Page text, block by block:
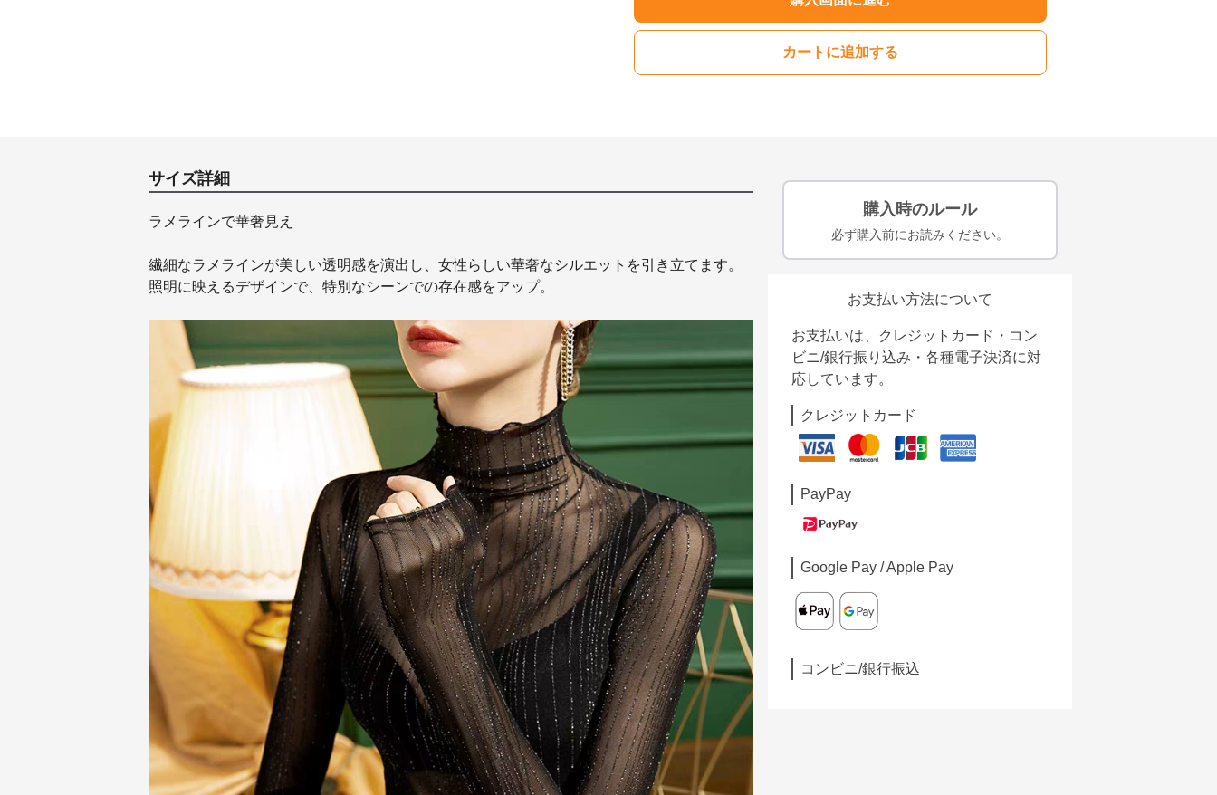
カートに追加する
サイズ詳細
ラメラインで華奢見え
繊細なラメラインが美しい透明感を演出し、女性らしい華奢なシルエットを引き立てます。
照明に映えるデザインで、特別なシーンでの存在感をアップ。
購入時のルール
必ず購入前にお読みください。
お支払い方法について
お支払いは、クレジットカード・コン
ビニ/銀行振り込み・各種電子決済に対
応しています。
クレジットカード
PayPay
Google Pay / Apple Pay
コンビニ/銀行振込